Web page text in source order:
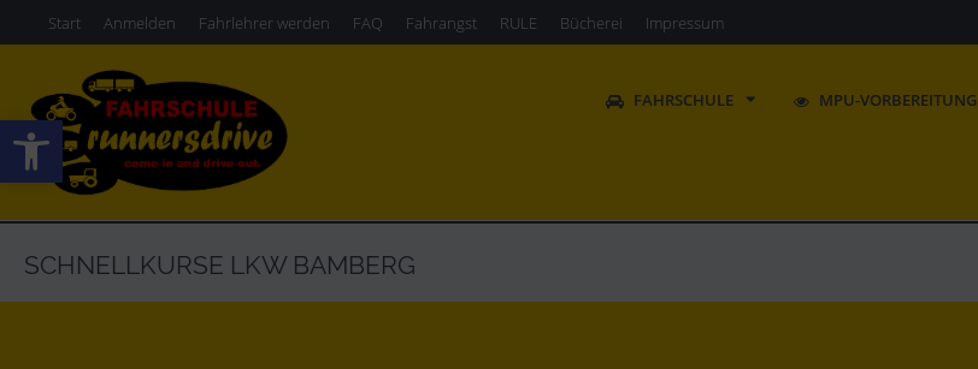
Werkzeugleiste öffnen
Start Anmelden Fahrlehrer werden FAQ Fahrangst RULE Bücherei Impressum
FAHRSCHULE MPU-VORBEREITUNG
SCHNELLKURSE LKW BAMBERG